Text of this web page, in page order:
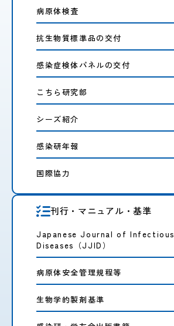
病原体検査
抗生物質標準品の交付
感染症検体パネルの交付
こちら研究部
シーズ紹介
感染研年報
国際協力
刊行・マニュアル・基準
Japanese Journal of Infectious
Diseases（JJID）
病原体安全管理規程等
生物学的製剤基準